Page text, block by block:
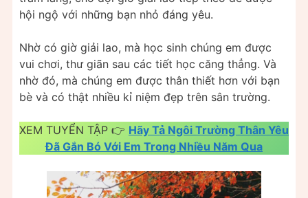
hội ngộ với những bạn nhỏ đáng yêu.
Nhờ có giờ giải lao, mà học sinh chúng em được
vui chơi, thư giãn sau các tiết học căng thẳng. Và
nhờ đó, mà chúng em được thân thiết hơn với bạn
bè và có thật nhiều kỉ niệm đẹp trên sân trường.
XEM TUYỂN TẬP 👉 Hãy Tả Ngôi Trường Thân Yêu
Đã Gắn Bó Với Em Trong Nhiều Năm Qua